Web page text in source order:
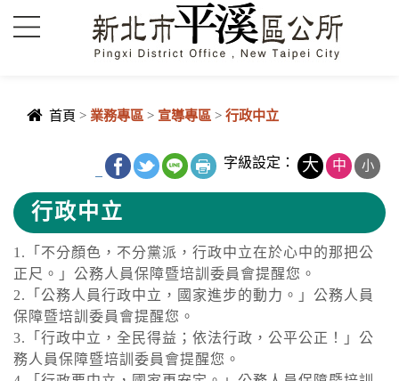
首頁 > 業務專區 > 宣導專區 > 行政中立
字級設定： 大 中 小
行政中立
1.「不分顏色，不分黨派，行政中立在於心中的那把公
正尺。」公務人員保障暨培訓委員會提醒您。
2.「公務人員行政中立，國家進步的動力。」公務人員
保障暨培訓委員會提醒您。
3.「行政中立，全民得益；依法行政，公平公正！」公
務人員保障暨培訓委員會提醒您。